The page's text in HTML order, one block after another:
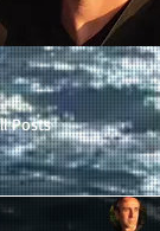
Posts